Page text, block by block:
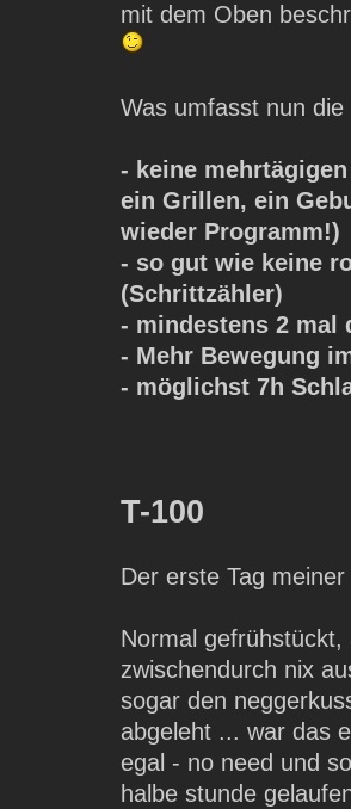
mit dem Oben
Was umfasst nun die
- keine
ein Grillen, ein
wieder Programm!)
- so gut wie keine
(Schrittzähler)
- mindestens 2 mal
- Mehr Bewegung
- möglichst 7h
T-100
Der erste Tag
Normal
zwischendurch nix
sogar den
abgeleht ... war das
egal - no need und
halbe stunde